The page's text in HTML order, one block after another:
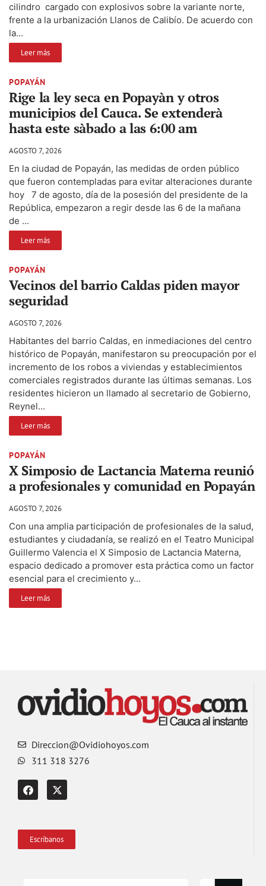
cilindro cargado con explosivos sobre la variante norte,
frente a la urbanización Llanos de Calibío. De acuerdo con
la...
Leer más
POPAYÁN
Rige la ley seca en Popayàn y otros
municipios del Cauca. Se extenderà
hasta este sàbado a las 6:00 am
AGOSTO 7, 2026
En la ciudad de Popayán, las medidas de orden público
que fueron contempladas para evitar alteraciones durante
hoy 7 de agosto, día de la posesión del presidente de la
República, empezaron a regir desde las 6 de la mañana
de ...
Leer más
POPAYÁN
Vecinos del barrio Caldas piden mayor
seguridad
AGOSTO 7, 2026
Habitantes del barrio Caldas, en inmediaciones del centro
histórico de Popayán, manifestaron su preocupación por el
incremento de los robos a viviendas y establecimientos
comerciales registrados durante las últimas semanas. Los
residentes hicieron un llamado al secretario de Gobierno,
Reynel...
Leer más
POPAYÁN
X Simposio de Lactancia Materna reunió
a profesionales y comunidad en Popayán
AGOSTO 7, 2026
Con una amplia participación de profesionales de la salud,
estudiantes y ciudadanía, se realizó en el Teatro Municipal
Guillermo Valencia el X Simposio de Lactancia Materna,
espacio dedicado a promover esta práctica como un factor
esencial para el crecimiento y...
Leer más
Direccion@Ovidiohoyos.com
311 318 3276
Escríbanos